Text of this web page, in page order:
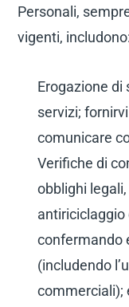
Personali,
vigenti, includono:
Erogazione di
servizi;
comunicare
Verifiche di
obblighi
antiriciclaggio
confermando
(includendo
commerciali);